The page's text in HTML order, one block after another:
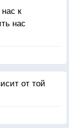
к
нас
от той